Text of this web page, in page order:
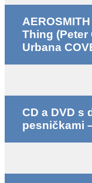
Thing (Peter
Urbana
CD a DVD s
pesničkami